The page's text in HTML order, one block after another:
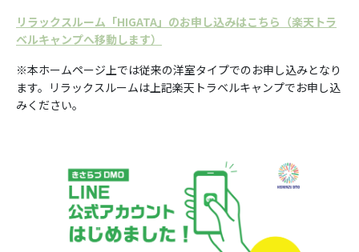
リラックスルーム「HIGATA」のお申し込みはこちら（楽天トラ
ベルキャンプへ移動します）
※本ホームページ上では従来の洋室タイプでのお申し込みとなり
ます。リラックスルームは上記楽天トラベルキャンプでお申し込
みください。